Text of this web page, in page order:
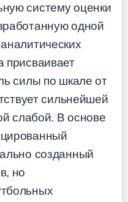
систему оценки
одной
присваивает
силы по шкале от
сильнейшей
слабой. В основе
созданный
но